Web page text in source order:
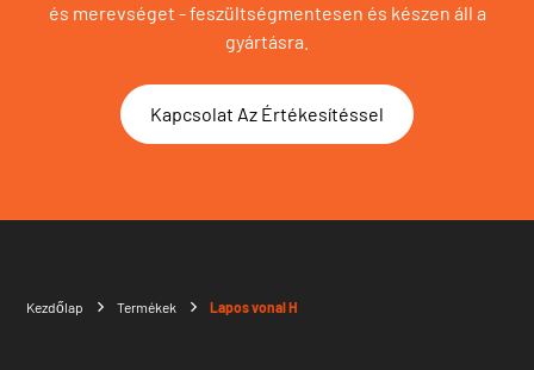
és merevséget - feszültségmentesen és készen áll a
gyártásra.
Kapcsolat Az Értékesítéssel
Kezdőlap Termékek Lapos vonal H